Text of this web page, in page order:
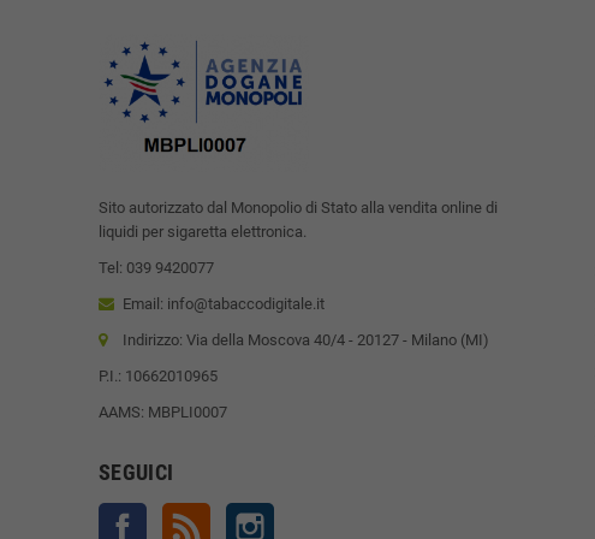
Sito autorizzato dal Monopolio di Stato alla vendita online di
liquidi per sigaretta elettronica.
Tel: 039 9420077
Email: info@tabaccodigitale.it
Indirizzo: Via della Moscova 40/4 - 20127 - Milano (MI)
P.I.: 10662010965
AAMS: MBPLI0007
SEGUICI
Facebook Rss